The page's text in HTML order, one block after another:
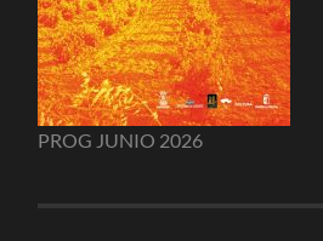
PROG JUNIO 2026